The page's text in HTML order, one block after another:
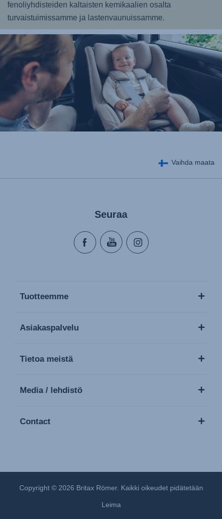
fenoliyhdisteiden kaltaisten kemikaalien osalta
turvaistuimissamme ja lastenvaunuissamme.
Vaihda maata
Seuraa
Tuotteemme
Asiakaspalvelu
Tietoa meistä
Media / lehdistö
Contact
Copyright © 2026 Britax Römer. Kaikki oikeudet pidätetään
Leima